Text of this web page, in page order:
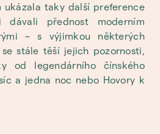
ukázala taky další preference
dávali přednost moderním
– s výjimkou některých
stále těší jejich pozornosti,
od legendárního čínského
a jedna noc nebo Hovory k